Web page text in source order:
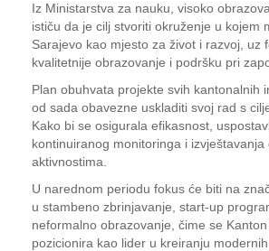
Iz Ministarstva za nauku, visoko
ističu da je cilj stvoriti okruženje u kojem
Sarajevo kao mjesto za život i razvoj, uz
kvalitetnije obrazovanje i podršku pri
Plan obuhvata projekte svih kantonalnih
od sada obavezne uskladiti svoj rad s
Kako bi se osigurala efikasnost,
kontinuiranog monitoringa i izvještavanja
aktivnostima.
U narednom periodu fokus će biti na
u stambeno zbrinjavanje, start-up
neformalno obrazovanje, čime se
pozicionira kao lider u kreiranju